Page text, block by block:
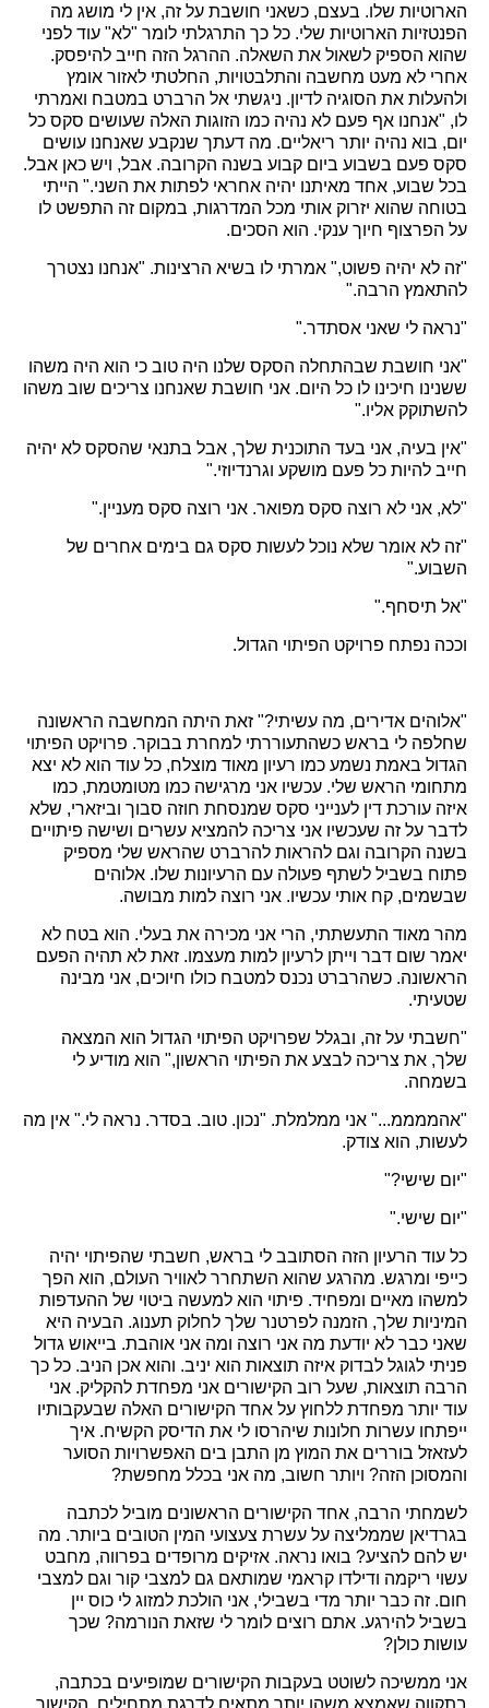
הארוטיות שלו. בעצם, כשאני חושבת על זה, אין לי מושג מה
הפנטזיות הארוטיות שלי. כל כך התרגלתי לומר "לא" עוד לפני
שהוא הספיק לשאול את השאלה. ההרגל הזה חייב להיפסק.
אחרי לא מעט מחשבה והתלבטויות, החלטתי לאזור אומץ
ולהעלות את הסוגיה לדיון. ניגשתי אל הרברט במטבח ואמרתי
לו, "אנחנו אף פעם לא נהיה כמו הזוגות האלה שעושים סקס כל
יום, בוא נהיה יותר ריאליים. מה דעתך שנקבע שאנחנו עושים
סקס פעם בשבוע ביום קבוע בשנה הקרובה. אבל, ויש כאן אבל.
בכל שבוע, אחד מאיתנו יהיה אחראי לפתות את השני." הייתי
בטוחה שהוא יזרוק אותי מכל המדרגות, במקום זה התפשט לו
על הפרצוף חיוך ענקי. הוא הסכים.
"זה לא יהיה פשוט," אמרתי לו בשיא הרצינות. "אנחנו נצטרך
להתאמץ הרבה."
"נראה לי שאני אסתדר."
"אני חושבת שבהתחלה הסקס שלנו היה טוב כי הוא היה משהו
ששנינו חיכינו לו כל היום. אני חושבת שאנחנו צריכים שוב משהו
להשתוקק אליו."
"אין בעיה, אני בעד התוכנית שלך, אבל בתנאי שהסקס לא יהיה
חייב להיות כל פעם מושקע וגרנדיוזי."
"לא, אני לא רוצה סקס מפואר. אני רוצה סקס מעניין."
"זה לא אומר שלא נוכל לעשות סקס גם בימים אחרים של
השבוע."
"אל תיסחף."
וככה נפתח פרויקט הפיתוי הגדול.
"אלוהים אדירים, מה עשיתי?" זאת היתה המחשבה הראשונה
שחלפה לי בראש כשהתעוררתי למחרת בבוקר. פרויקט הפיתוי
הגדול באמת נשמע כמו רעיון מאוד מוצלח, כל עוד הוא לא יצא
מתחומי הראש שלי. עכשיו אני מרגישה כמו מטומטמת, כמו
איזה עורכת דין לענייני סקס שמנסחת חוזה סבוך וביזארי, שלא
לדבר על זה שעכשיו אני צריכה להמציא עשרים ושישה פיתויים
בשנה הקרובה וגם להראות להרברט שהראש שלי מספיק
פתוח בשביל לשתף פעולה עם הרעיונות שלו. אלוהים
שבשמים, קח אותי עכשיו. אני רוצה למות מבושה.
מהר מאוד התעשתתי, הרי אני מכירה את בעלי. הוא בטח לא
יאמר שום דבר וייתן לרעיון למות מעצמו. זאת לא תהיה הפעם
הראשונה. כשהרברט נכנס למטבח כולו חיוכים, אני מבינה
שטעיתי.
"חשבתי על זה, ובגלל שפרויקט הפיתוי הגדול הוא המצאה
שלך, את צריכה לבצע את הפיתוי הראשון," הוא מודיע לי
בשמחה.
"אהממממ..." אני ממלמלת. "נכון. טוב. בסדר. נראה לי." אין מה
לעשות, הוא צודק.
"יום שישי?"
"יום שישי."
כל עוד הרעיון הזה הסתובב לי בראש, חשבתי שהפיתוי יהיה
כייפי ומרגש. מהרגע שהוא השתחרר לאוויר העולם, הוא הפך
למשהו מאיים ומפחיד. פיתוי הוא למעשה ביטוי של ההעדפות
המיניות שלך, הזמנה לפרטנר שלך לחלוק תענוג. הבעיה היא
שאני כבר לא יודעת מה אני רוצה ומה אני אוהבת. בייאוש גדול
פניתי לגוגל לבדוק איזה תוצאות הוא יניב. והוא אכן הניב. כל כך
הרבה תוצאות, שעל רוב הקישורים אני מפחדת להקליק. אני
עוד יותר מפחדת ללחוץ על אחד הקישורים האלה שבעקבותיו
ייפתחו עשרות חלונות שיהרסו לי את הדיסק הקשיח. איך
לעזאזל בוררים את המוץ מן התבן בים האפשרויות הסוער
והמסוכן הזה? ויותר חשוב, מה אני בכלל מחפשת?
לשמחתי הרבה, אחד הקישורים הראשונים מוביל לכתבה
בגרדיאן שממליצה על עשרת צעצועי המין הטובים ביותר. מה
יש להם להציע? בואו נראה. אזיקים מרופדים בפרווה, מחבט
עשוי ריקמה ודילדו קראמי שמותאם גם למצבי קור וגם למצבי
חום. זה כבר יותר מדי בשבילי, אני הולכת למזוג לי כוס יין
בשביל להירגע. אתם רוצים לומר לי שזאת הנורמה? שכך
עושות כולן?
אני ממשיכה לשוטט בעקבות הקישורים שמופיעים בכתבה,
בתקווה שאמצא משהו יותר מתאים לדרגת מתחילים. הקישור